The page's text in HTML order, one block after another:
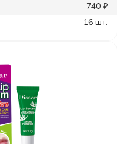
740 ₽
16 шт.